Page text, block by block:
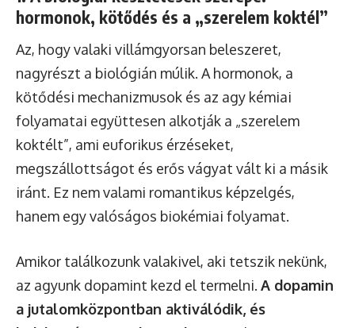
hormonok, kötődés és a „szerelem koktél”
Az, hogy valaki villámgyorsan beleszeret,
nagyrészt a biológián múlik. A hormonok, a
kötődési mechanizmusok és az agy kémiai
folyamatai együttesen alkotják a „szerelem
koktélt”, ami euforikus érzéseket,
megszállottságot és erős vágyat vált ki a másik
iránt. Ez nem valami romantikus képzelgés,
hanem egy valóságos biokémiai folyamat.
Amikor találkozunk valakivel, aki tetszik nekünk,
az agyunk dopamint kezd el termelni. A dopamin
a jutalomközpontban aktiválódik, és